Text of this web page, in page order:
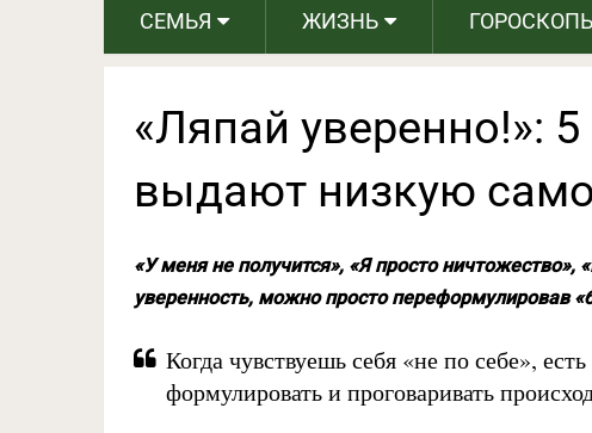
СЕМЬЯ ЖИЗНЬ
«Ляпай уверенно!»:
выдают низкую
«У меня не получится», «Я просто ничтожество»,
уверенность, можно просто переформулировав
Когда чувствуешь себя «не по себе»,
формулировать и проговаривать